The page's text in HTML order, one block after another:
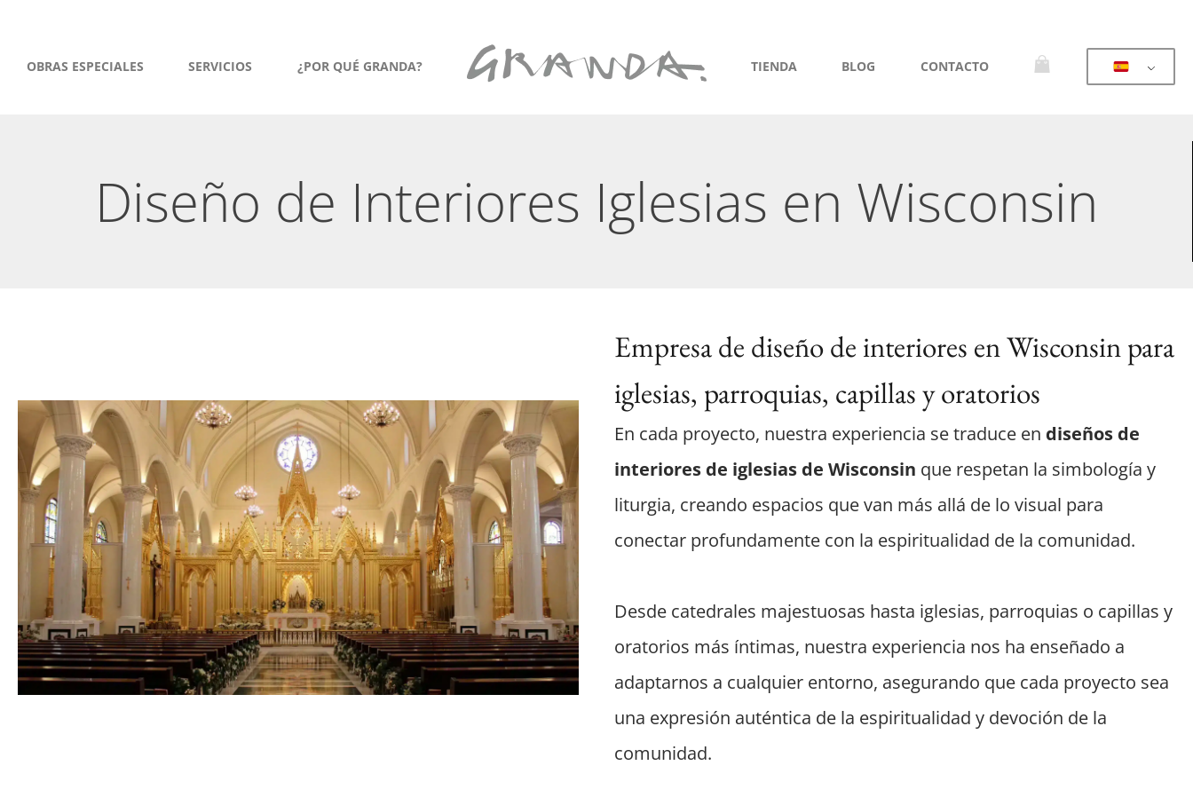
OBRAS ESPECIALES SERVICIOS ¿POR QUÉ GRANDA? TIENDA BLOG CONTACTO
Diseño de Interiores Iglesias en Wisconsin
Empresa de diseño de interiores en Wisconsin para
iglesias, parroquias, capillas y oratorios
En cada proyecto, nuestra experiencia se traduce en diseños de
interiores de iglesias de Wisconsin que respetan la simbología y
liturgia, creando espacios que van más allá de lo visual para
conectar profundamente con la espiritualidad de la comunidad.
Desde catedrales majestuosas hasta iglesias, parroquias o capillas y
oratorios más íntimas, nuestra experiencia nos ha enseñado a
adaptarnos a cualquier entorno, asegurando que cada proyecto sea
una expresión auténtica de la espiritualidad y devoción de la
comunidad.